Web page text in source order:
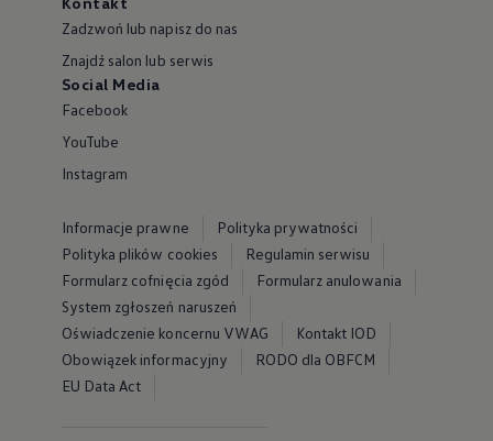
Social Media
Facebook
YouTube
Instagram
Informacje prawne
Formularz cofnięcia zgód
Formularz anulowania
System zgłoszeń naruszeń
Oświadczenie koncernu VWAG
Kontakt IOD
Obowiązek informacyjny
EU Data Act